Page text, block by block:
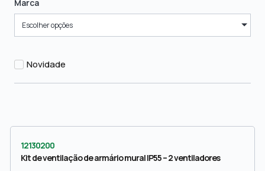
Marca
Escolher opções
Novidade
12130200
Kit de ventilação de armário mural IP55 – 2 ventiladores